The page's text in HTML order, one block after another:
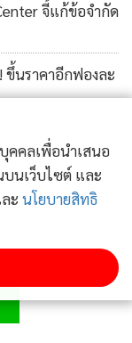
จี้แก้ข้อจำกัด
นราคาอีกฟองละ
คคลเพื่อนำเสนอ
นเว็บไซต์ และ
ะ นโยบายสิทธิ